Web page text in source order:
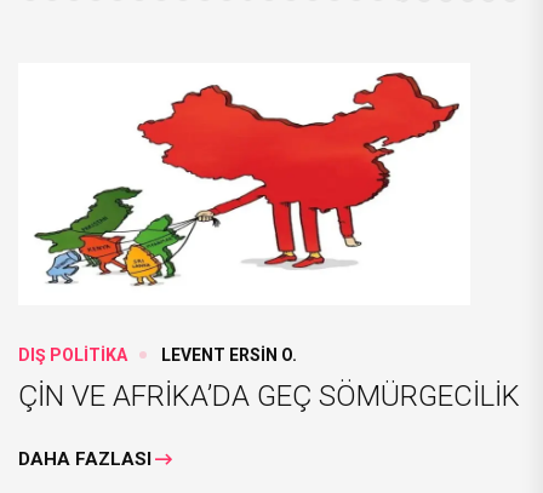
DIŞ POLİTİKA LEVENT ERSİN O.
ÇİN VE AFRİKA’DA GEÇ SÖMÜRGECİLİK
DAHA FAZLASI